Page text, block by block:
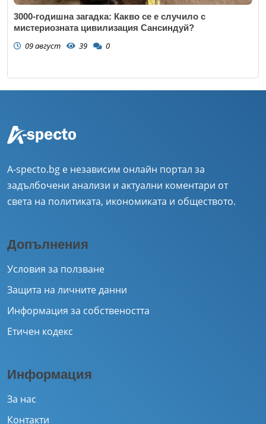
3000-годишна загадка: Какво се е случило с
мистериозната цивилизация Сансиндуй?
09 август 39 0
A-specto.bg е независим онлайн портал за
задълбочени анализи и актуални коментари от
света на политиката, икономиката и обществото.
Допълнения
Условия за ползване
Защита на личните данни
Информация за собствеността
Етичен кодекс
Информация
За нас
Контакти